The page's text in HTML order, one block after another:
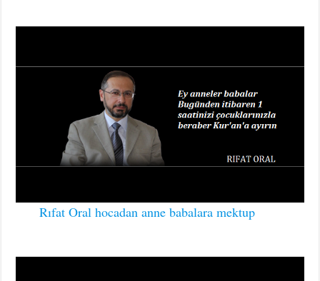
Rıfat Oral hocadan anne babalara mektup